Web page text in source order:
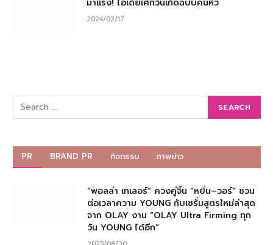
2024/02/17
PR BRAND PR กิจกรรม ภาพข่าว
“พอลล่า เทเลอร์” ควงคู่จิ้น “หยิ่น–วอร์” ชวน
ต่อเวลาความ YOUNG กับเซรั่มสูตรใหม่ล่าสุด
จาก OLAY งาน “OLAY Ultra Firming ทุก
วัน YOUNG ได้อีก”